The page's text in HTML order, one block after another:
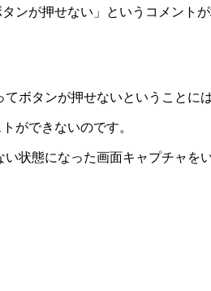
ンが押せない」というコメントが
ボタンが押せないということ
ができないのです。
状態になった画面キャプチャを